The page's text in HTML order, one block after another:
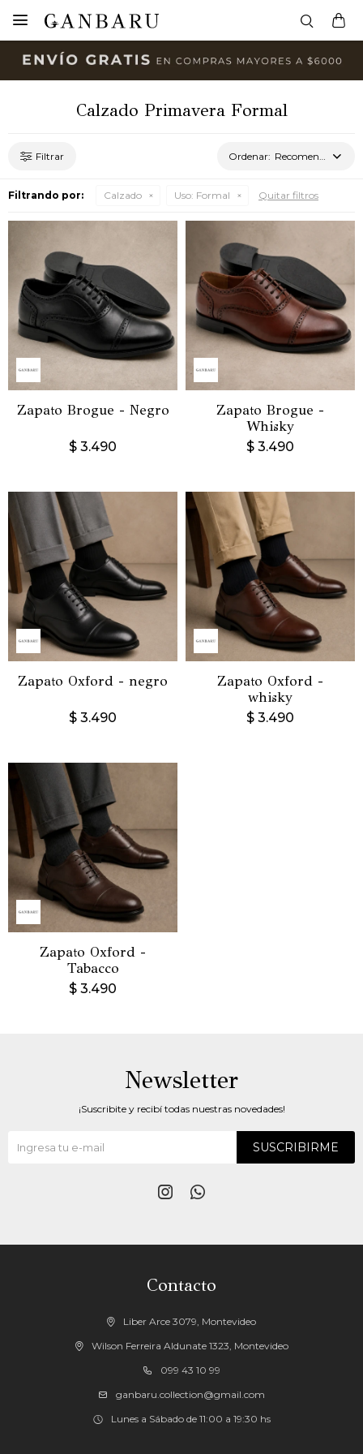

Calzado Primavera Formal
Recomendados
Filtrando por: Calzado Uso: Formal Quitar filtros
Zapato Brogue - Negro
$ 3.490
Zapato Brogue -
Whisky
$ 3.490
Zapato Oxford - negro
$ 3.490
Zapato Oxford -
whisky
$ 3.490
Zapato Oxford -
Tabacco
$ 3.490
Contacto
Liber Arce 3079, Montevideo
Wilson Ferreira Aldunate 1323, Montevideo
099 43 10 99
ganbaru.collection@gmail.com
Lunes a Sábado de 11:00 a 19:30 hs
Newsletter
¡Suscribite y recibí todas nuestras novedades!
SUSCRIBIRME
 